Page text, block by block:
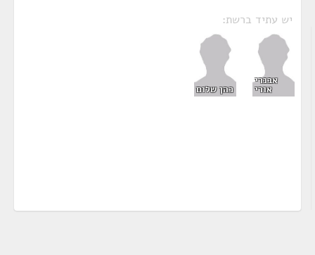
יש עתיד ברשת:
אבנרי
אורי כהן שלום